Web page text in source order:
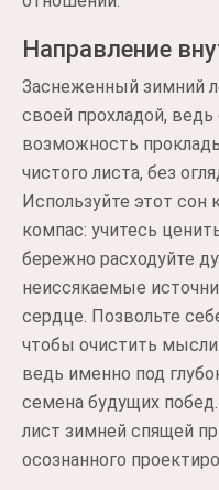
Направление
Заснеженный зимний
своей прохладой,
возможность
чистого листа, без
Используйте этот
компас: учитесь
бережно расходуйте
неиссякаемые
сердце. Позвольте
чтобы очистить
ведь именно под
семена будущих
лист зимней спящей
осознанного